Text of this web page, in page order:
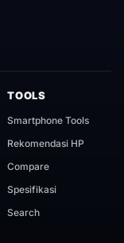
TOOLS
Smartphone Tools
Rekomendasi HP
Compare
Spesifikasi
Search